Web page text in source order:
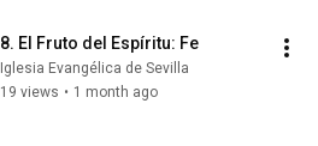
8. El Fruto del Espíritu: Fe
Iglesia Evangélica de Sevilla
19 views • 1 month ago